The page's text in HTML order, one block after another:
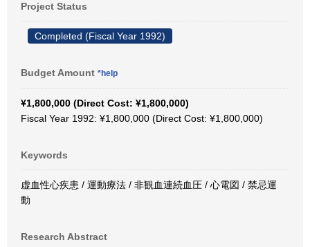
Project Status
Completed (Fiscal Year 1992)
Budget Amount *help
¥1,800,000 (Direct Cost: ¥1,800,000)
Fiscal Year 1992: ¥1,800,000 (Direct Cost: ¥1,800,000)
Keywords
虚血性心疾患 / 運動療法 / 非観血連続血圧 / 心電図 / 禁忌運
動
Research Abstract